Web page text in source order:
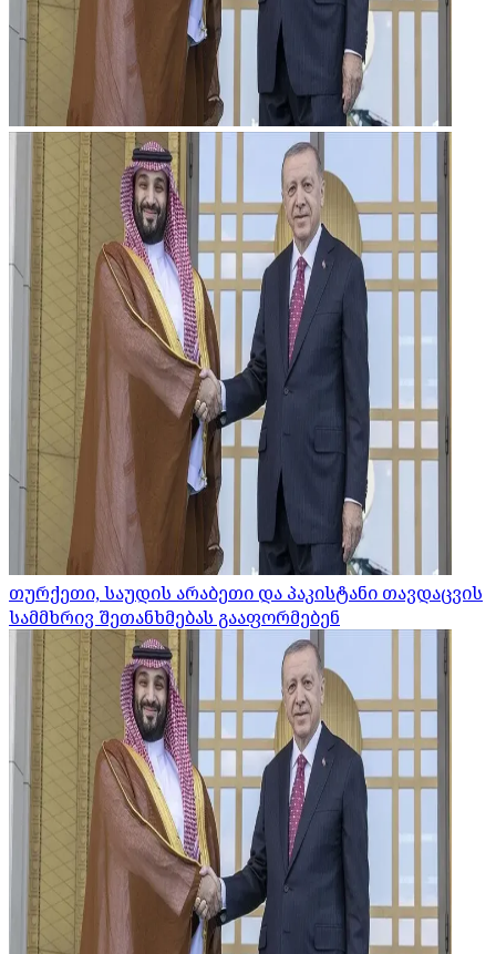
თურქეთი, საუდის არაბეთი და პაკისტანი თავდაცვის
სამმხრივ შეთანხმებას გააფორმებენ